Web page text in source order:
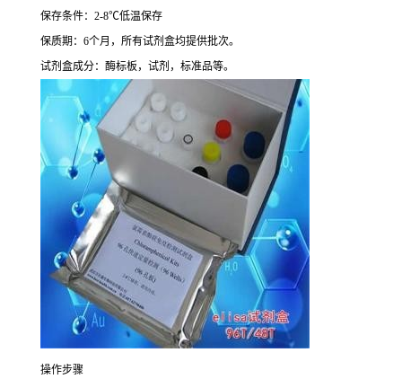
保存条件： 2-8℃低温保存
保质期： 6个月，所有试剂盒均提供批次。
试剂盒成分：酶标板，试剂，标准品等。
操作步骤